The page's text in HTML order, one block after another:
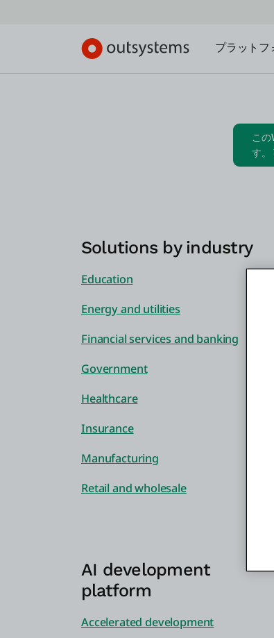
プラットフ
こ
す。
Solutions by industry
Education
Energy and utilities
Financial services and banking
Government
Healthcare
Insurance
Manufacturing
Retail and wholesale
AI development
platform
Accelerated development